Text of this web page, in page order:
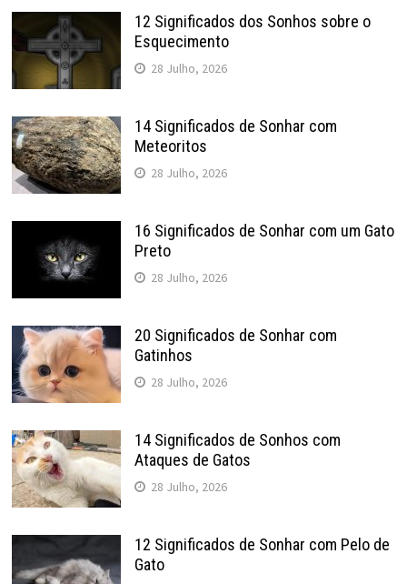
12 Significados dos Sonhos sobre o
Esquecimento
28 Julho, 2026
14 Significados de Sonhar com
Meteoritos
28 Julho, 2026
16 Significados de Sonhar com um Gato
Preto
28 Julho, 2026
20 Significados de Sonhar com
Gatinhos
28 Julho, 2026
14 Significados de Sonhos com
Ataques de Gatos
28 Julho, 2026
12 Significados de Sonhar com Pelo de
Gato